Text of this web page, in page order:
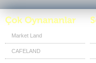
Market Land
CAFELAND